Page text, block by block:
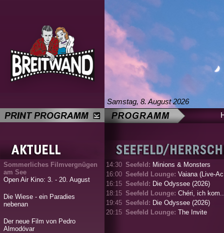
Samstag, 8. August 2026
Sommerliches Filmvergnügen
am See
Open Air Kino: 3. - 20. August
Die Wiese - ein Paradies
nebenan
Der neue Film von Pedro
Almodóvar
14:30 Seefeld: Minions & Monsters
16:00 Seefeld Lounge: Vaiana (Live-
16:15 Seefeld: Die Odyssee (2026)
18:15 Seefeld Lounge: Chéri, ich
19:45 Seefeld: Die Odyssee (2026)
20:15 Seefeld Lounge: The Invite